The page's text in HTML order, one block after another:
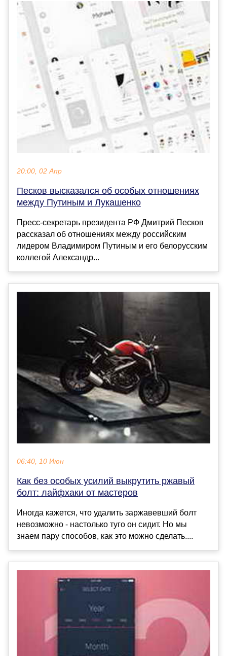
20:00, 02 Апр
Песков высказался об особых отношениях
между Путиным и Лукашенко
Пресс-секретарь президента РФ Дмитрий Песков
рассказал об отношениях между российским
лидером Владимиром Путиным и его белорусским
коллегой Александр...
06:40, 10 Июн
Как без особых усилий выкрутить ржавый
болт: лайфхаки от мастеров
Иногда кажется, что удалить заржавевший болт
невозможно - настолько туго он сидит. Но мы
знаем пару способов, как это можно сделать....